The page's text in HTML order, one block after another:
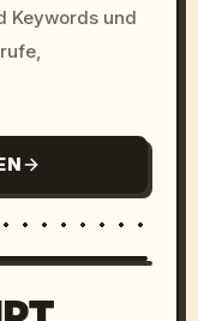
Keywords und